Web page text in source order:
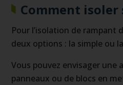
Comment isoler
Pour l’isolation de rampant
deux options : la simple ou
Vous pouvez envisager une
panneaux ou de blocs en